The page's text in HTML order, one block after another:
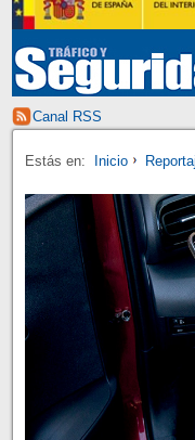
Canal RSS
Estás en: Inicio